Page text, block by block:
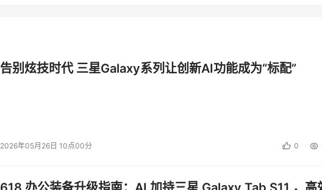
告别炫技时代 三星Galaxy系列让创新AI功能成为“标配”
2026年05月26日 10点00分 0